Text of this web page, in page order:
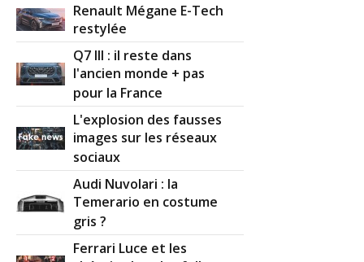
Renault Mégane E-Tech
restylée
Q7 III : il reste dans
l'ancien monde + pas
pour la France
L'explosion des fausses
images sur les réseaux
sociaux
Audi Nuvolari : la
Temerario en costume
gris ?
Ferrari Luce et les